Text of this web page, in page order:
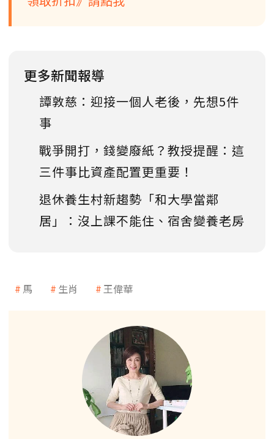
更多新聞報導
譚敦慈：迎接一個人老後，先想5件
事
戰爭開打，錢變廢紙？教授提醒：這
三件事比資產配置更重要！
退休養生村新趨勢「和大學當鄰
居」：沒上課不能住、宿舍變養老房
馬 生肖 王偉華